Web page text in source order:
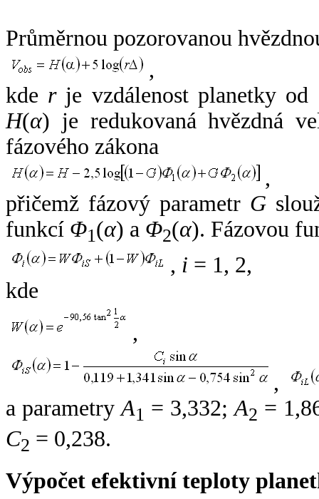
Průměrnou pozorovanou
,
kde rje vzdálenost planetky od
H(α) je redukovaná hvězdná
fázového zákona
,
přičemž fázový parametr G
funkcí Φ1(α) a Φ2(α). Fázovou
, i = 1, 2,
kde
,
,
a parametryA1 = 3,332;A2 =
C2 = 0,238.
Výpočet efektivní teploty